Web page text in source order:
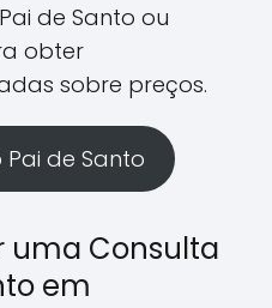
de Santo ou
obter
sobre preços.
de Santo
uma Consulta
em